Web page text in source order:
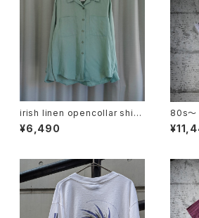
irish linen opencollar shirt
"mint"
¥6,490
80s〜
WIM